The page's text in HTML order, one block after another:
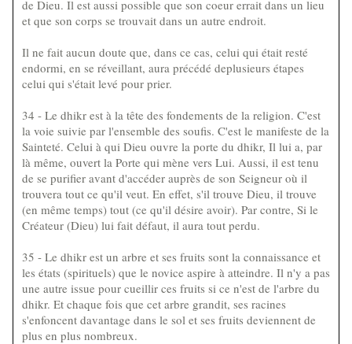
de Dieu. Il est aussi possible que son coeur errait dans un lieu
et que son corps se trouvait dans un autre endroit.
Il ne fait aucun doute que, dans ce cas, celui qui était resté
endormi, en se réveillant, aura précédé deplusieurs étapes
celui qui s'était levé pour prier.
34 - Le dhikr est à la tête des fondements de la religion. C'est
la voie suivie par l'ensemble des soufis. C'est le manifeste de la
Sainteté. Celui à qui Dieu ouvre la porte du dhikr, Il lui a, par
là même, ouvert la Porte qui mène vers Lui. Aussi, il est tenu
de se purifier avant d'accéder auprès de son Seigneur où il
trouvera tout ce qu'il veut. En effet, s'il trouve Dieu, il trouve
(en même temps) tout (ce qu'il désire avoir). Par contre, Si le
Créateur (Dieu) lui fait défaut, il aura tout perdu.
35 - Le dhikr est un arbre et ses fruits sont la connaissance et
les états (spirituels) que le novice aspire à atteindre. Il n'y a pas
une autre issue pour cueillir ces fruits si ce n'est de l'arbre du
dhikr. Et chaque fois que cet arbre grandit, ses racines
s'enfoncent davantage dans le sol et ses fruits deviennent de
plus en plus nombreux.